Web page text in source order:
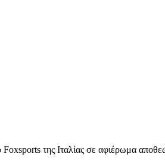
Foxsports της Ιταλίας σε αφιέρωμα